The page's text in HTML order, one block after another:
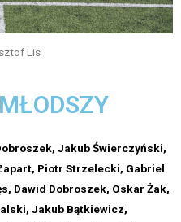
Lis
Jakub Świerczyński,
Piotr Strzelecki, Gabriel
Dawid Dobroszek, Oskar Żak,
Jakub Bątkiewicz,